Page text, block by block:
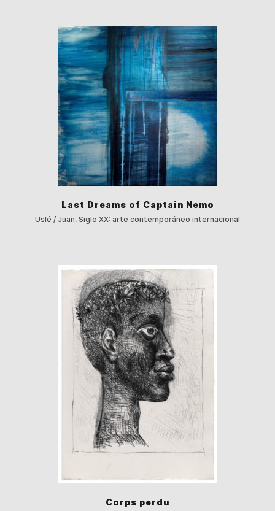
Last Dreams of Captain Nemo
Uslé / Juan, Siglo XX: arte contemporáneo internacional
Corps perdu